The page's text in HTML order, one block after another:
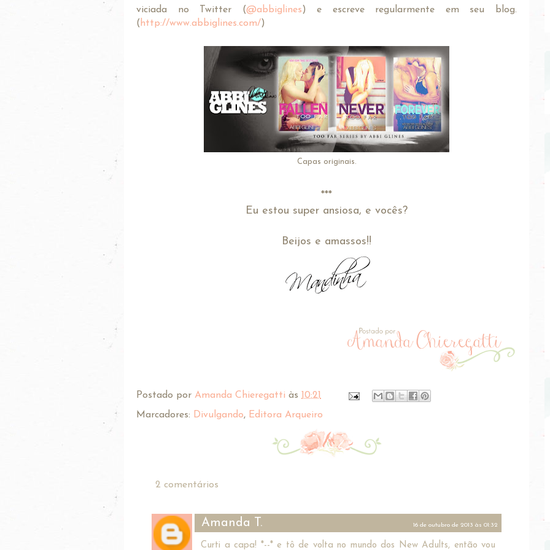
viciada no Twitter (@abbiglines) e escreve regularmente em seu blog.
( http://www.abbiglines.com/)
Capas originais.
***
Eu estou super ansiosa, e vocês?
Beijos e amassos!!
Postado por Amanda Chieregatti às
10:21
Marcadores: Divulgando, Editora Arqueiro
2 comentários
Amanda T. 16 de outubro de 2013 às 01:32
Curti a capa! *--* e tô de volta no mundo dos New Adults, então vou